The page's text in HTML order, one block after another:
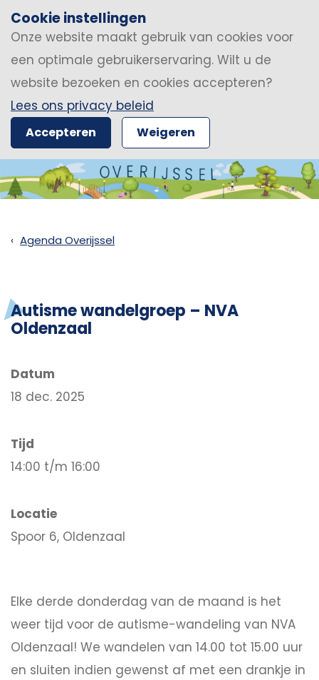
Cookie instellingen
Onze website maakt gebruik van cookies voor
een optimale gebruikerservaring. Wilt u de
website bezoeken en cookies accepteren?
Lees ons privacy beleid
Accepteren Weigeren
Agenda Overijssel
Autisme wandelgroep – NVA
Oldenzaal
Datum
18 dec. 2025
Tijd
14:00 t/m 16:00
Locatie
Spoor 6, Oldenzaal
Elke derde donderdag van de maand is het
weer tijd voor de autisme-wandeling van NVA
Oldenzaal! We wandelen van 14.00 tot 15.00 uur
en sluiten indien gewenst af met een drankje in